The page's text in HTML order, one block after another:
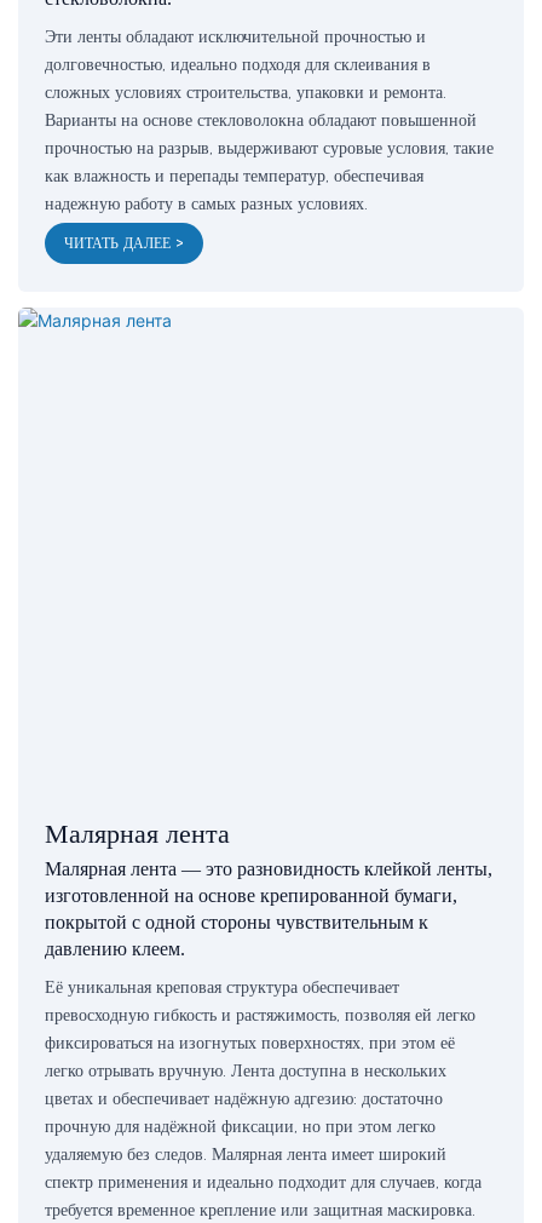
Эти ленты обладают исключительной прочностью и
долговечностью, идеально подходя для склеивания в
сложных условиях строительства, упаковки и ремонта.
Варианты на основе стекловолокна обладают повышенной
прочностью на разрыв, выдерживают суровые условия, такие
как влажность и перепады температур, обеспечивая
надежную работу в самых разных условиях.
ЧИТАТЬ ДАЛЕЕ >
Малярная лента
Малярная лента — это разновидность клейкой ленты,
изготовленной на основе крепированной бумаги,
покрытой с одной стороны чувствительным к
давлению клеем.
Её уникальная креповая структура обеспечивает
превосходную гибкость и растяжимость, позволяя ей легко
фиксироваться на изогнутых поверхностях, при этом её
легко отрывать вручную. Лента доступна в нескольких
цветах и ​​обеспечивает надёжную адгезию: достаточно
прочную для надёжной фиксации, но при этом легко
удаляемую без следов. Малярная лента имеет широкий
спектр применения и идеально подходит для случаев, когда
требуется временное крепление или защитная маскировка.